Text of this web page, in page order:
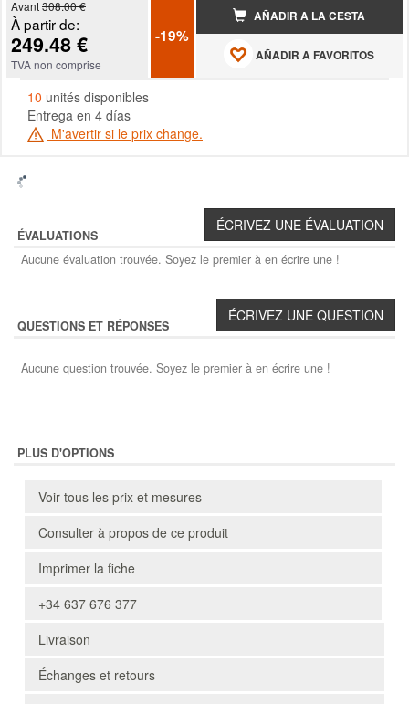
Avant308.00 €
À partir de:
249.48 €
TVA non comprise
-19%
AÑADIR A LA CESTA
AÑADIR A FAVORITOS
10 unités disponibles
Entrega en 4 días
M'avertir si le prix change.
ÉVALUATIONS
Aucune évaluation trouvée. Soyez le premier à en écrire une !
QUESTIONS ET RÉPONSES
Aucune question trouvée. Soyez le premier à en écrire une !
PLUS D'OPTIONS
Voir tous les prix et mesures
Consulter à propos de ce produit
Imprimer la fiche
+34 637 676 377
Livraison
Échanges et retours